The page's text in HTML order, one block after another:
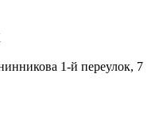
1-й переулок, 7